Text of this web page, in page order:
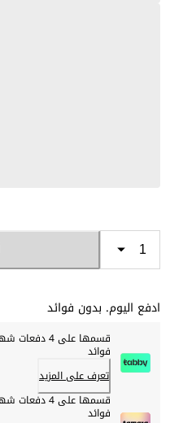
ادفع اليوم. بدون فوائد
قسمها على 4 دفعات شهرية بقيمة
فوائد
تعرف على المزيد
قسمها على 4 دفعات شهرية بقيمة
فوائد